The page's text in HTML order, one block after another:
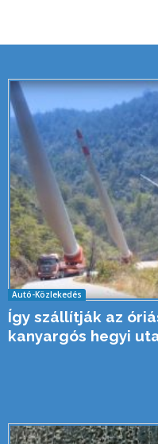
Autó-Közlekedés
Így szállítják az
kanyargós hegyi